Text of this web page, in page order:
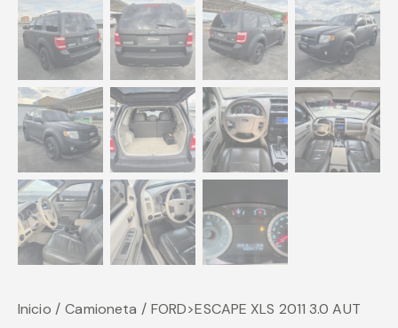
Inicio Camioneta FORD>ESCAPE XLS 2011 3.0 AUT